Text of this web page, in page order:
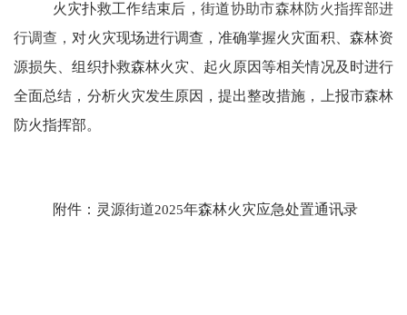
火灾扑救工作结束后，街道协助市森林防火指挥部进
行调查，对火灾现场进行调查，准确掌握火灾面积、森林资
源损失、组织扑救森林火灾、起火原因等相关情况及时进行
全面总结，分析火灾发生原因，提出整改措施，上报市森林
防火指挥部。
附件：灵源街道2025年森林火灾应急处置通讯录